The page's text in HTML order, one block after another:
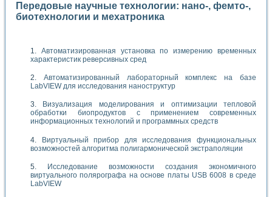
Передовые научные технологии: нано-, фемто-,
биотехнологии и мехатроника
Автоматизированная установка по измерению временных
характеристик реверсивных сред
Автоматизированный лабораторный комплекс на базе
LabVIEW для исследования наноструктур
Визуализация моделирования и оптимизации тепловой
обработки биопродуктов с применением современных
информационных технологий и программных средств
Виртуальный прибор для исследования функциональных
возможностей алгоритма полигармонической экстраполяции
Исследование возможности создания экономичного
виртуального полярографа на основе платы USB 6008 в среде
LabVIEW